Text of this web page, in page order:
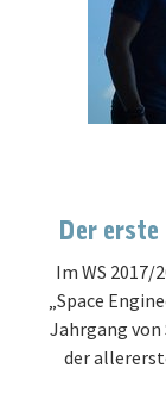
Der
Im WS 2017/
„Space
Jahrgang von
der